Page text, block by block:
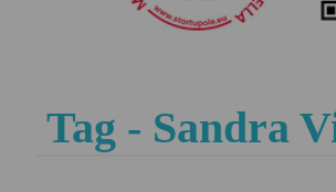
Tag - Sandra